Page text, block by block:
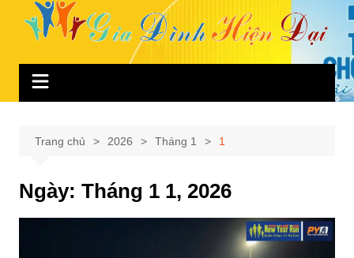
Trang chủ 2026 Tháng 1 1
Ngày: Tháng 1 1, 2026